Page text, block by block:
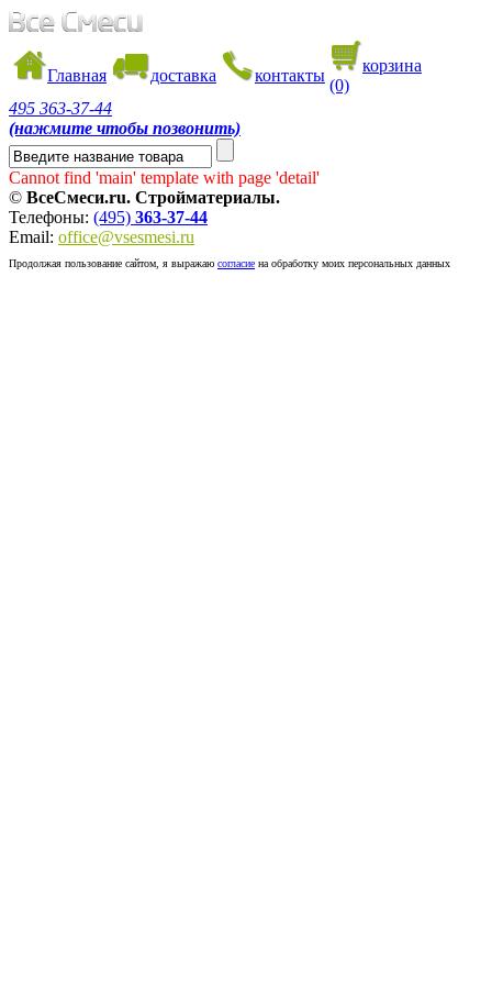
Главная доставка контакты
корзина
(0)
495 363-37-44
(нажмите чтобы позвонить)
Cannot find 'main' template with page 'detail'
© ВсеСмеси.ru. Стройматериалы.
Телефоны: (495) 363-37-44
Email: office@vsesmesi.ru
Продолжая пользование сайтом, я выражаю согласие на обработку моих персональных данных